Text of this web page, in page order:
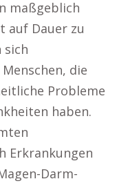
maßgeblich
auf Dauer zu
sich
die
Probleme
haben.
Erkrankungen
Darm-